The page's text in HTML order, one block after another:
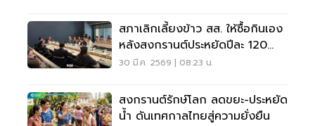
สภาเลิกเลี้ยงข้าว สส. ให้ซื้อกินเอง
หลังสงกรานต์ประหยัดปีละ 120
ล้าน
30 มี.ค. 2569 | 08:23 น.
สงกรานต์รักษ์โลก ลดขยะ-ประหยัด
น้ำ ดันเทศกาลไทยสู่ความยั่งยืน